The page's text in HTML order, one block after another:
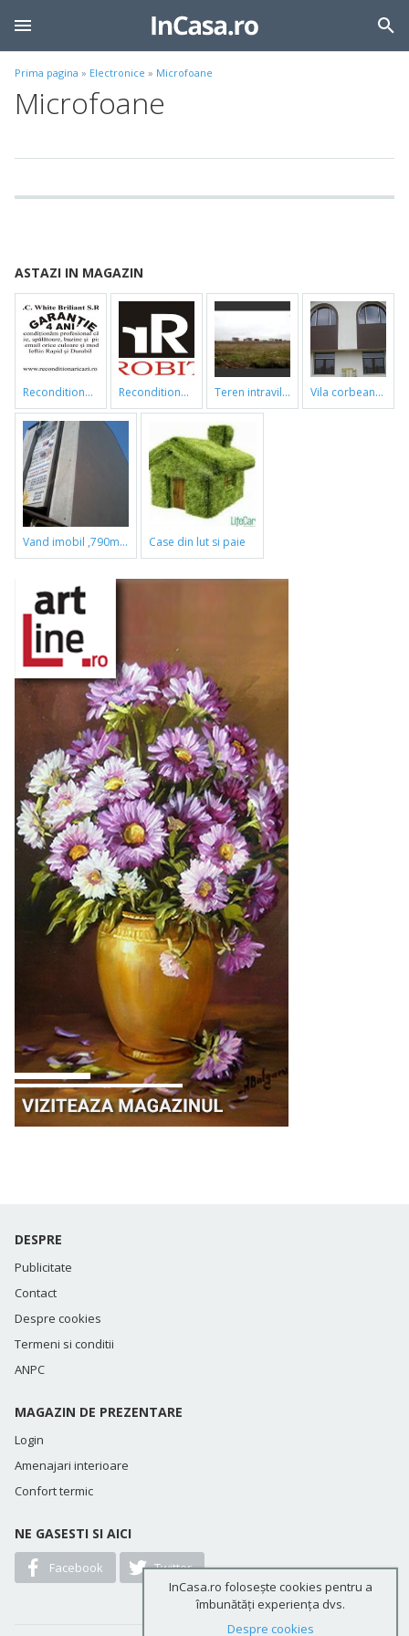
Prima pagina » Electronice » Microfoane
Microfoane
ASTAZI IN MAGAZIN
reconditionari cazi de baie reconditionari cazi de baie teren intravilan vila corbeanca
vand imobil ,790m,piata gorjului,pret negociabil case din lut si paie
DESPRE
Publicitate
Contact
Despre cookies
Termeni si conditii
ANPC
MAGAZIN DE PREZENTARE
Login
Amenajari interioare
Confort termic
NE GASESTI SI AICI
Facebook
Twitter
InCasa.ro folosește cookies pentru a
îmbunătăți experiența dvs.
Despre cookies